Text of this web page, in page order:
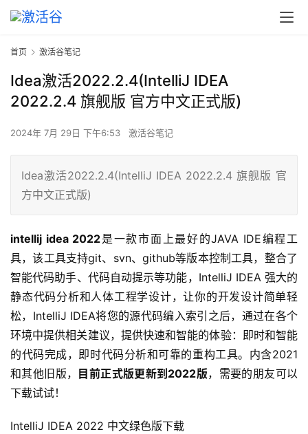
首页 激活谷笔记
Idea激活2022.2.4(IntelliJ IDEA
2022.2.4 旗舰版 官方中文正式版)
2024年 7月 29日 下午6:53 激活谷笔记
Idea激活2022.2.4(IntelliJ IDEA 2022.2.4 旗舰版 官
方中文正式版)
intellij idea 2022是一款市面上最好的JAVA IDE编程工
具，该工具支持git、svn、github等版本控制工具，整合了
智能代码助手、代码自动提示等功能，IntelliJ IDEA 强大的
静态代码分析和人体工程学设计，让你的开发设计简单轻
松，IntelliJ IDEA将您的源代码编入索引之后，通过在各个
环境中提供相关建议，提供快速和智能的体验：即时和智能
的代码完成，即时代码分析和可靠的重构工具。内含2021
和其他旧版，
目前正式版更新到2022版，需要的朋友可以
下载试试！
IntelliJ IDEA 2022 中文绿色版下载